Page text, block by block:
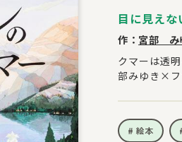
目に見え
作： 宮部 み
クマーは透
部みゆき×フ
絵本